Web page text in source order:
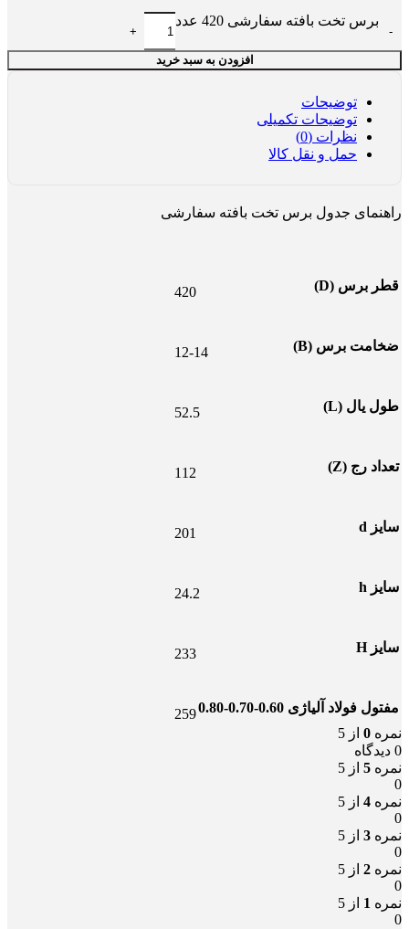
برس تخت بافته سفارشی 420 عدد
افزودن به سبد خرید
توضیحات
توضیحات تکمیلی
نظرات (0)
حمل و نقل کالا
راهنمای جدول برس تخت بافته سفارشی
قطر برس (D) 420
ضخامت برس (B) 12-14
طول یال (L) 52.5
تعداد رج (Z) 112
سایز d 201
سایز h 24.2
سایز H 233
مفتول فولاد آلیاژی 0.60-0.70-0.80
259
نمره 0 از 5
0 دیدگاه
نمره 5 از 5
0
نمره 4 از 5
0
نمره 3 از 5
0
نمره 2 از 5
0
نمره 1 از 5
0